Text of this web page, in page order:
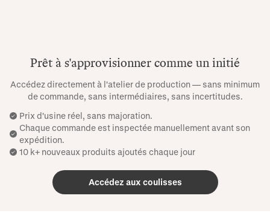
Prêt à s'approvisionner comme un initié
Accédez directement à l'atelier de production — sans minimum
de commande, sans intermédiaires, sans incertitudes.
Prix ​​d'usine réel, sans majoration.
Chaque commande est inspectée manuellement avant son
expédition.
10 k+ nouveaux produits ajoutés chaque jour
Accédez aux coulisses